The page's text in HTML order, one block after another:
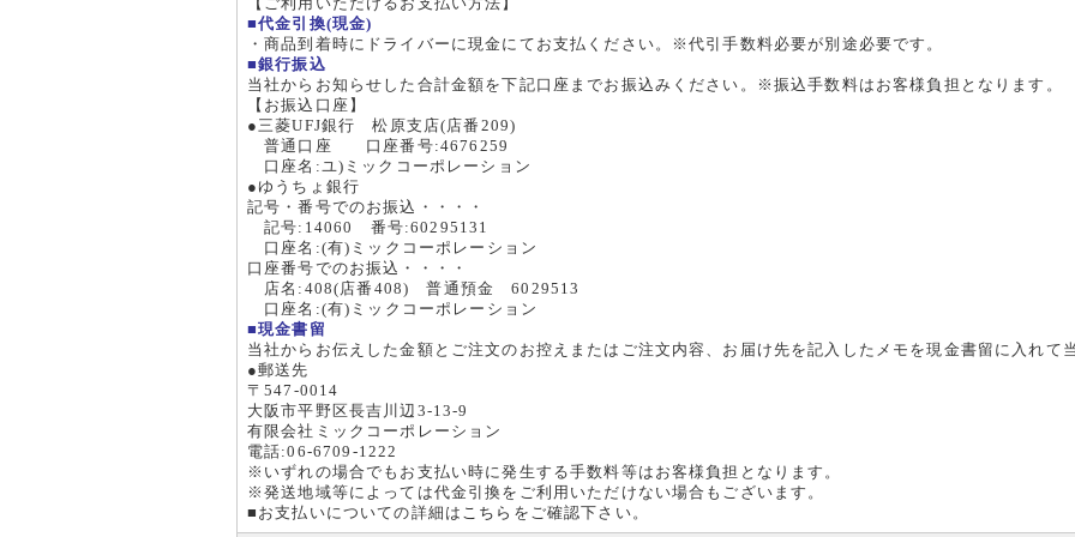
年末年始営業日のお知らせ
年内営業は12月28日迄となります。2023年12月29日(金)～2024年1月4日(木)は年末年
とさせていただきます。
年始は1月5日よりの営業となりますので、ご不便をおかけいたしますがよろしくお願
します。
2023年10月10日
VERONAフロントテーブル 新車種追加
ウンS210系、ダイハツハイゼットトラックS500系前期が新たにラインナップしまし
2023年06月23日
MASH リフトアップサスペンション ホンダ ステップワゴン・スパーダ
RP2/4 4WD 25ミリアップ 発売開始
乗り心地もスポイルしないチョイ上げ仕様のサスペンションです。
始いたしました。
2022年11月16日
■代金引換(現金)
・商品到着時にドライバーに現金にてお支払ください。※代引手数料必要が別途必要です。
■銀行振込
当社からお知らせした合計金額を下記口座までお振込みください。※振込手数料はお客様負担となります。
【お振込口座】
●三菱UFJ銀行 松原支店(店番209)
普通口座 口座番号:4676259
口座名:ユ)ミックコーポレーション
●ゆうちょ銀行
記号・番号でのお振込・・・・
記号:14060 番号:60295131
口座名:(有)ミックコーポレーション
口座番号でのお振込・・・・
店名:408(店番408) 普通預金 6029513
口座名:(有)ミックコーポレーション
■現金書留
当社からお伝えした金額とご注文のお控えまたはご注文内容、お届け先を記入したメモを現金書留に入れて
●郵送先
〒547-0014
大阪市平野区長吉川辺3-13-9
有限会社ミックコーポレーション
電話:06-6709-1222
※いずれの場合でもお支払い時に発生する手数料等はお客様負担となります。
※発送地域等によっては代金引換をご利用いただけない場合もございます。
■お支払いについての詳細は こちら をご確認下さい。